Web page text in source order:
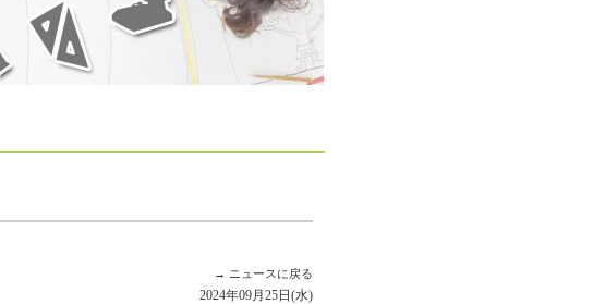
→ ニュースに戻る
2024年09月25日(水)